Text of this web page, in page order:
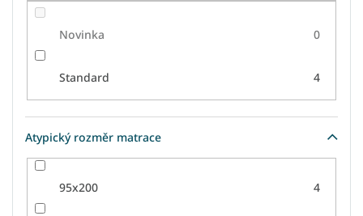
Novinka 0
Standard 4
Atypický rozměr matrace
95x200 4